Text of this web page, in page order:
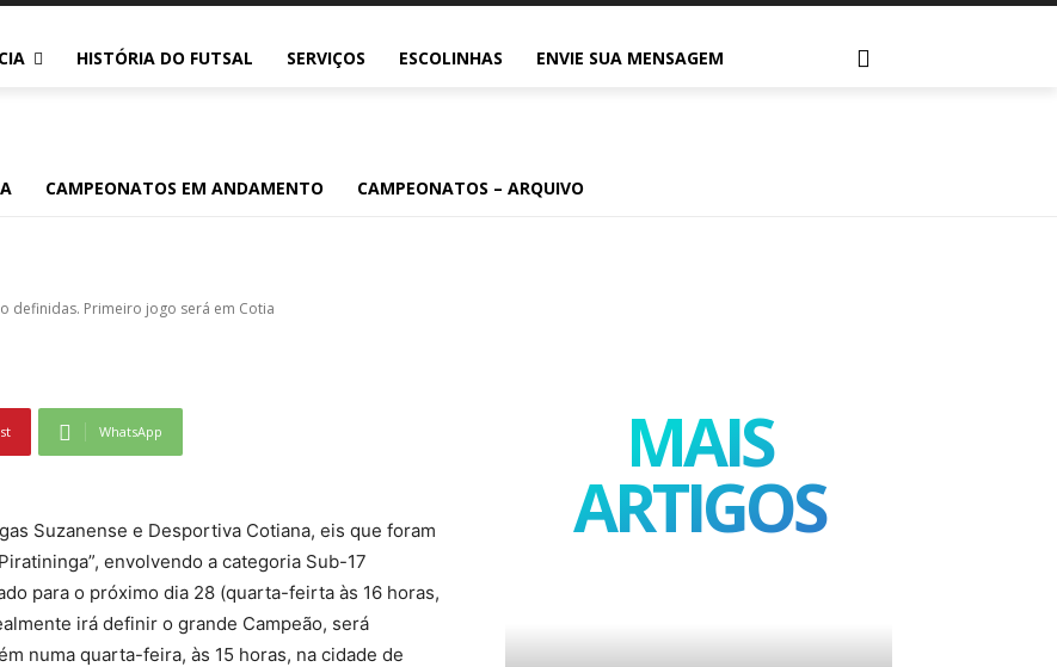
HISTÓRIA DO FUTSAL SERVIÇOS ESCOLINHAS ENVIE SUA MENSAGEM
CAMPEONATOS EM ANDAMENTO CAMPEONATOS – ARQUIVO
definidas. Primeiro jogo será em Cotia
do Piratininga estão
jogo será em Cotia
WhatsApp
Suzanense e Desportiva Cotiana, eis que foram
envolvendo a categoria Sub-17
para o próximo dia 28 (quarta-feirta às 16 horas,
irá definir o grande Campeão, será
numa quarta-feira, às 15 horas, na cidade de
MAIS
ARTIGOS